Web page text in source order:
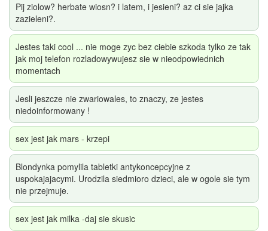
Pij ziolow? herbate wiosn? i latem, i jesieni? az ci sie jajka
zazieleni?.
Jestes taki cool ... nie moge zyc bez ciebie szkoda tylko ze tak
jak moj telefon rozladowywujesz sie w nieodpowiednich
momentach
Jesli jeszcze nie zwariowales, to znaczy, ze jestes
niedoinformowany !
sex jest jak mars - krzepi
Blondynka pomylila tabletki antykoncepcyjne z
uspokajajacymi. Urodzila siedmioro dzieci, ale w ogole sie tym
nie przejmuje.
sex jest jak milka -daj sie skusic